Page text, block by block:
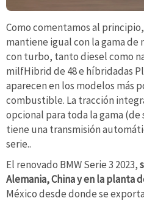
Como comentamos al
mantiene igual con la gama
con turbo, tanto diesel como
milfHibrid de 48 e híbridadas
aparecen en los modelos más
combustible. La tracción
opcional para toda la gama (de
tiene una transmisión
serie..
El renovado BMW Serie 3 2023,
Alemania, China y en la planta
México desde donde se exporta